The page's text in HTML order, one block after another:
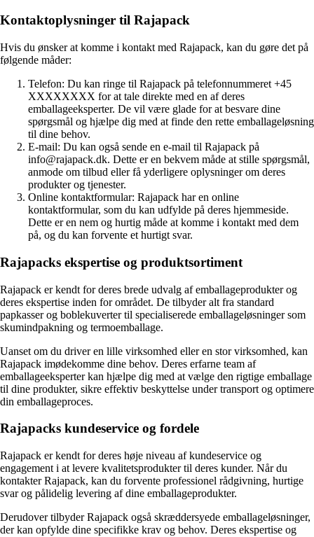
Kontaktoplysninger til Rajapack
Hvis du ønsker at komme i kontakt med Rajapack, kan du gøre det på
følgende måder:
Telefon: Du kan ringe til Rajapack på telefonnummeret +45
XXXXXXXX for at tale direkte med en af deres
emballageeksperter. De vil være glade for at besvare dine
spørgsmål og hjælpe dig med at finde den rette emballageløsning
til dine behov.
E-mail: Du kan også sende en e-mail til Rajapack på
info@rajapack.dk. Dette er en bekvem måde at stille spørgsmål,
anmode om tilbud eller få yderligere oplysninger om deres
produkter og tjenester.
Online kontaktformular: Rajapack har en online
kontaktformular, som du kan udfylde på deres hjemmeside.
Dette er en nem og hurtig måde at komme i kontakt med dem
på, og du kan forvente et hurtigt svar.
Rajapacks ekspertise og produktsortiment
Rajapack er kendt for deres brede udvalg af emballageprodukter og
deres ekspertise inden for området. De tilbyder alt fra standard
papkasser og boblekuverter til specialiserede emballageløsninger som
skumindpakning og termoemballage.
Uanset om du driver en lille virksomhed eller en stor virksomhed, kan
Rajapack imødekomme dine behov. Deres erfarne team af
emballageeksperter kan hjælpe dig med at vælge den rigtige emballage
til dine produkter, sikre effektiv beskyttelse under transport og optimere
din emballageproces.
Rajapacks kundeservice og fordele
Rajapack er kendt for deres høje niveau af kundeservice og
engagement i at levere kvalitetsprodukter til deres kunder. Når du
kontakter Rajapack, kan du forvente professionel rådgivning, hurtige
svar og pålidelig levering af dine emballageprodukter.
Derudover tilbyder Rajapack også skræddersyede emballageløsninger,
der kan opfylde dine specifikke krav og behov. Deres ekspertise og